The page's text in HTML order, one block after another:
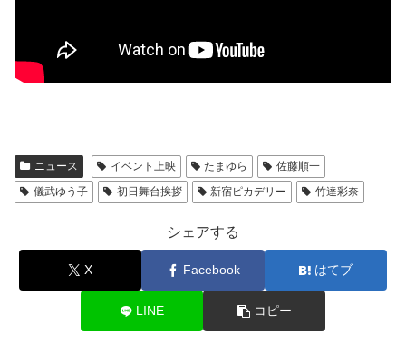
ニュース イベント上映 たまゆら
佐藤順一
儀武ゆう子
初日舞台挨拶 新宿ピカデリー 竹達彩奈
シェアする
X Facebook はてブ
LINE コピー